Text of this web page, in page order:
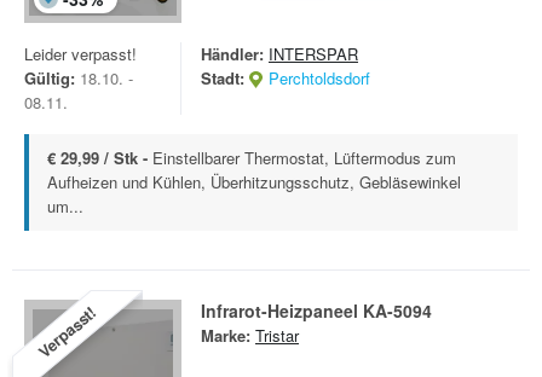
Leider verpasst!
Gültig: 18.10. -
08.11.
Händler: INTERSPAR
Stadt:
Perchtoldsdorf
€ 29,99 / Stk - Einstellbarer Thermostat, Lüftermodus zum
Aufheizen und Kühlen, Überhitzungsschutz, Gebläsewinkel
um...
Verpasst! Infrarot-Heizpaneel KA-5094
Marke: Tristar